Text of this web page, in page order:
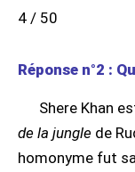
4 / 50
Réponse n°2 :
Shere Khan
de la jungle de
homonyme fut